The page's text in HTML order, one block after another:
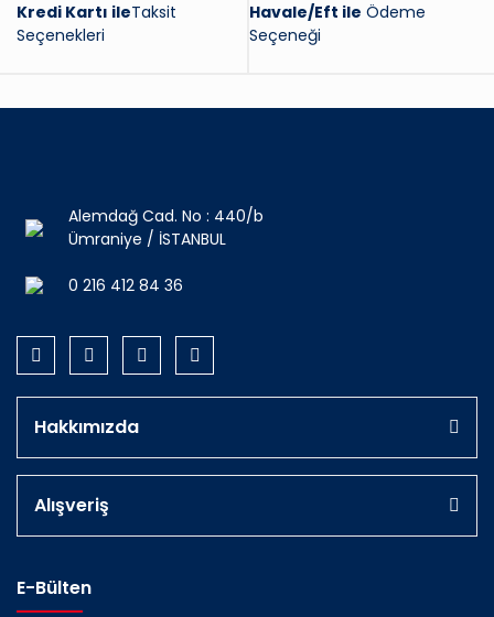
Kredi Kartı ileTaksit
Seçenekleri
Havale/Eft ile Ödeme
Seçeneği
Alemdağ Cad. No : 440/b
Ümraniye / İSTANBUL
0 216 412 84 36
Hakkımızda
Alışveriş
E-Bülten